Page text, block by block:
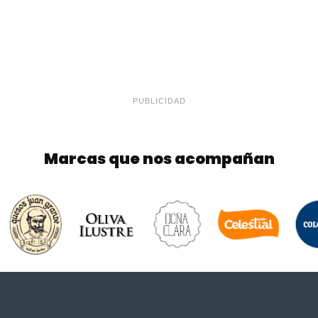
PUBLICIDAD
Marcas que nos acompañan